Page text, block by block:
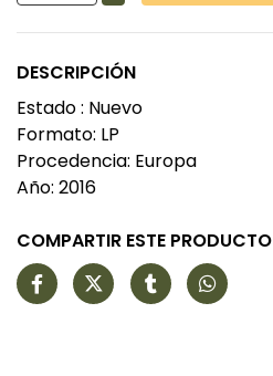
DESCRIPCIÓN
Estado : Nuevo
Formato: LP
Procedencia: Europa
Año: 2016
COMPARTIR ESTE PRODUCTO